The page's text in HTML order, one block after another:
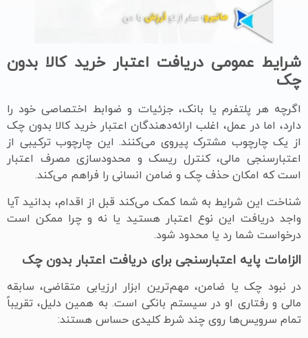
شرایط عمومی دریافت اعتبار خرید کالا بدون
چک
اگرچه هر پلتفرم یا بانک، جزئیات و ضوابط اختصاصی خود را
دارد، اما در عمل، اغلب ارائه‌دهندگان اعتبار خرید کالا بدون چک
از یک چارچوب مشترک پیروی می‌کنند. این چارچوب ترکیبی از
اعتبارسنجی مالی، کنترل ریسک و محدودسازی مصرف اعتبار
است که امکان حذف چک و ضامن انسانی را فراهم می‌کند.
شناخت این شرایط به شما کمک می‌کند قبل از اقدام، بدانید آیا
واجد دریافت این نوع اعتبار هستید یا نه و چرا ممکن است
درخواست شما رد یا محدود شود.
الزامات پایه اعتبارسنجی برای دریافت اعتبار بدون چک
در نبود چک یا ضامن، مهم‌ترین ابزار ارزیابی متقاضی، سابقه
مالی و رفتاری او در سیستم بانکی است. به همین دلیل، تقریباً
تمام سرویس‌ها روی چند شرط کلیدی حساس هستند: